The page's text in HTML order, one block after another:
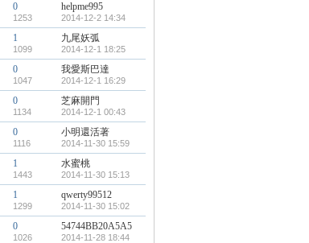
0
1253
helpme995
2014-12-2 14:34
1
1099
九尾妖弧
2014-12-1 18:25
0
1047
我愛斯巴達
2014-12-1 16:29
0
1134
芝麻開門
2014-12-1 00:43
0
1116
小明還活著
2014-11-30 15:59
1
1443
水蜜桃
2014-11-30 15:13
1
1299
qwerty99512
2014-11-30 15:02
0
1026
54744BB20A5A5
2014-11-28 18:44